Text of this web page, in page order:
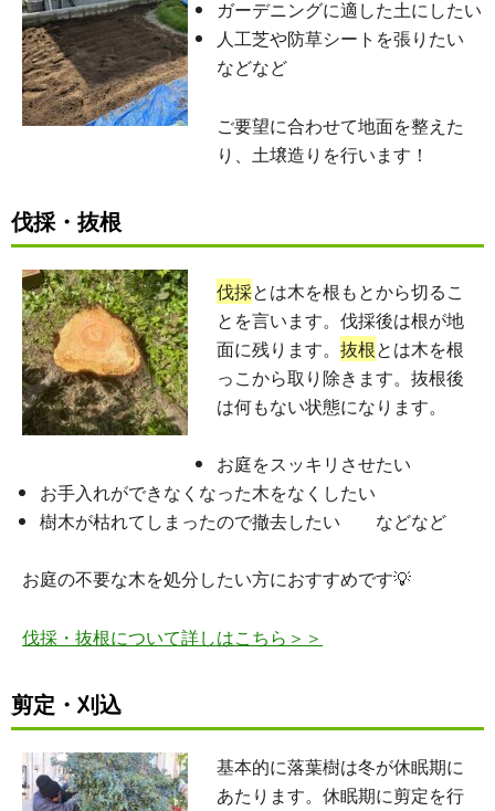
ガーデニングに適した土にしたい
人工芝や防草シートを張りたい
などなど
ご要望に合わせて地面を整えた
り、土壌造りを行います！
伐採・抜根
伐採とは木を根もとから切るこ
とを言います。伐採後は根が地
面に残ります。 抜根とは木を根
っこから取り除きます。抜根後
は何もない状態になります。
お庭をスッキリさせたい
お手入れができなくなった木をなくしたい
樹木が枯れてしまったので撤去したい などなど
お庭の不要な木を処分したい方におすすめです💡
伐採・抜根について詳しはこちら＞＞
剪定・刈込
基本的に落葉樹は冬が休眠期に
あたります。休眠期に剪定を行